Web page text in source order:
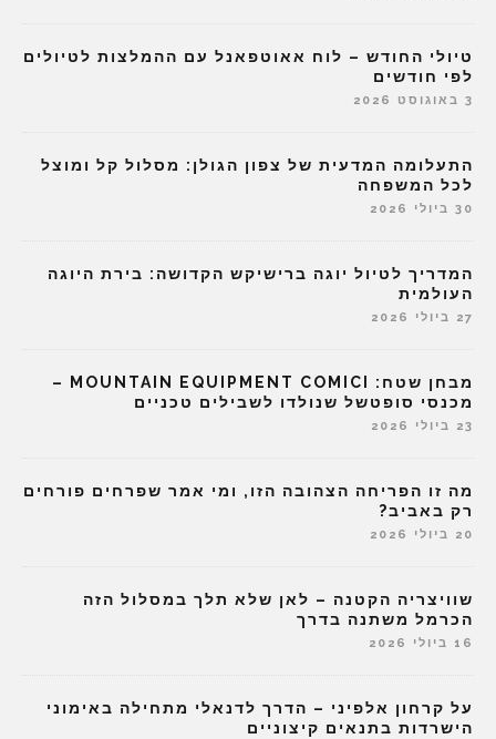
טיולי החודש – לוח אאוטפאנל עם ההמלצות לטיולים
לפי חודשים
3 באוגוסט 2026
התעלומה המדעית של צפון הגולן: מסלול קל ומוצל
לכל המשפחה
30 ביולי 2026
המדריך לטיול יוגה ברישיקש הקדושה: בירת היוגה
העולמית
27 ביולי 2026
מבחן שטח: MOUNTAIN EQUIPMENT COMICI –
מכנסי סופטשל שנולדו לשבילים טכניים
23 ביולי 2026
מה זו הפריחה הצהובה הזו, ומי אמר שפרחים פורחים
רק באביב?
20 ביולי 2026
שוויצריה הקטנה – לאן שלא תלך במסלול הזה
הכרמל משתנה בדרך
16 ביולי 2026
על קרחון אלפיני – הדרך לדנאלי מתחילה באימוני
הישרדות בתנאים קיצוניים